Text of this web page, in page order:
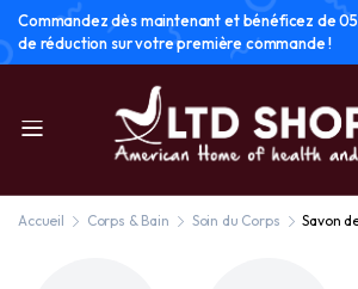
Commandez dès maintenant et bénéficez de
de réduction sur votre première commande !
Accueil Corps & Bain Soin du Corps Savon